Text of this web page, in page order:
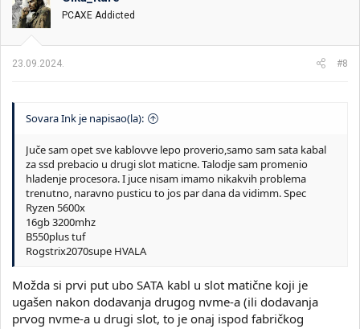
PCAXE Addicted
23.09.2024. #8
Sovara Ink je napisao(la):
Juče sam opet sve kablovve lepo proverio,samo sam sata kabal
za ssd prebacio u drugi slot maticne. Talodje sam promenio
hladenje procesora. I juce nisam imamo nikakvih problema
trenutno, naravno pusticu to jos par dana da vidimm. Spec
Ryzen 5600x
16gb 3200mhz
B550plus tuf
Rogstrix2070supe HVALA
Možda si prvi put ubo SATA kabl u slot matične koji je
ugašen nakon dodavanja drugog nvme-a (ili dodavanja
prvog nvme-a u drugi slot, to je onaj ispod fabričkog